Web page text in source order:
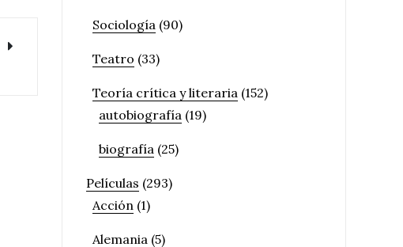
Sociología (90)
Teatro (33)
Teoría crítica y literaria (152)
autobiografía (19)
biografía (25)
Películas (293)
Acción (1)
Alemania (5)